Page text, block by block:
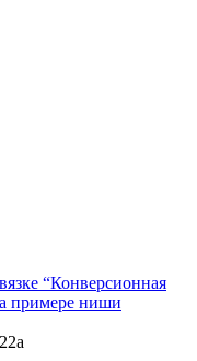
“Конверсионная
примере ниши